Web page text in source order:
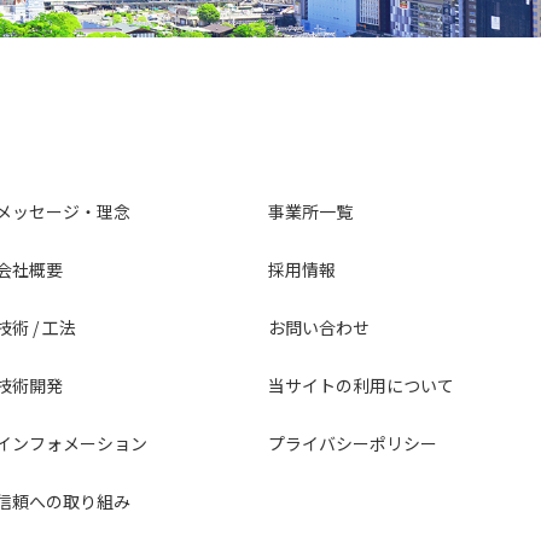
ッセージ・理念
社概要
術 / 工法
術開発
ンフォメーション
頼への取り組み
事業所一覧
採用情報
お問い合わせ
当サイトの利用について
プライバシーポリシー